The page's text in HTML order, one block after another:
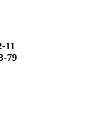
11
79